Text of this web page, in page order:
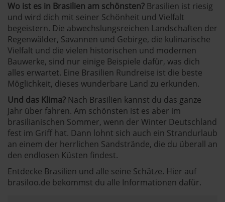
Wo ist es in Brasilien am schönsten? Brasilien ist riesig
und wird dich mit seiner Schönheit und Vielfalt
begeistern. Die abwechslungsreichen Landschaften der
Regenwälder, Savannen und Gebirge, die kulinarische
Vielfalt und die vielen historischen und modernen
Bauwerke, sind nur einige Beispiele dafür, was dich
alles erwartet. Eine Brasilien Rundreise ist die beste
Möglichkeit, dieses wunderbare Land zu erkunden.
Und das Klima? Nach Brasilien kannst du das ganze
Jahr über fahren. Am schönsten ist es aber im
brasilianischen Sommer, wenn der Winter Deutschland
fest im Griff hat. Dann lohnt sich auch ein Strandurlaub
an einem der herrlichen Sandstrände, die du überall an
den endlosen Küsten findest.
Entdecke Brasilien und alle seine Schätze. Hier auf
brasiloo.de bekommst du alle Informationen dafür.